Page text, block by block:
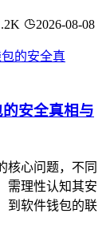
2026-08-08
安全真相与
核心问题，不同
需理性认知其安
到软件钱包的联